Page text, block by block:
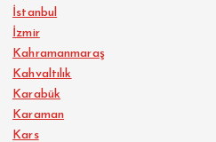
İstanbul
İzmir
Kahramanmaraş
Kahvaltılık
Karabük
Karaman
Kars